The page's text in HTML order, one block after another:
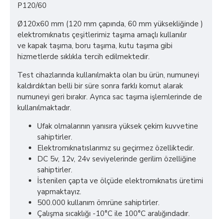
P120/60
Ø120x60 mm (120 mm çapında, 60 mm yüksekliğinde )
elektromıknatıs çeşitlerimiz taşıma amaçlı kullanılır
ve kapak taşıma, boru taşıma, kutu taşıma gibi
hizmetlerde sıklıkla tercih edilmektedir.
Test cihazlarında kullanılmakta olan bu ürün, numuneyi
kaldırdıktan belli bir süre sonra farklı komut alarak
numuneyi geri bırakır. Ayrıca sac taşıma işlemlerinde de
kullanılmaktadır.
Ufak olmalarının yanısıra yüksek çekim kuvvetine
sahiptirler.
Elektromıknatıslarımız su geçirmez özelliktedir.
DC 5v, 12v, 24v seviyelerinde gerilim özelliğine
sahiptirler.
İstenilen çapta ve ölçüde elektromıknatıs üretimi
yapmaktayız.
500.000 kullanım ömrüne sahiptirler.
Çalışma sıcaklığı -10°C ile 100°C aralığındadır.